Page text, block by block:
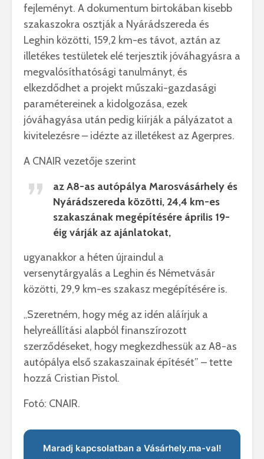
fejleményt. A dokumentum birtokában kisebb
szakaszokra osztják a Nyárádszereda és
Leghin közötti, 159,2 km-es távot, aztán az
illetékes testületek elé terjesztik jóváhagyásra a
megvalósíthatósági tanulmányt, és
elkezdődhet a projekt műszaki-gazdasági
paramétereinek a kidolgozása, ezek
jóváhagyása után pedig kiírják a pályázatot a
kivitelezésre – idézte az illetékest az Agerpres.
A CNAIR vezetője szerint
az A8-as autópálya Marosvásárhely és
Nyárádszereda közötti, 24,4 km-es
szakaszának megépítésére április 19-
éig várják az ajánlatokat,
ugyanakkor a héten újraindul a
versenytárgyalás a Leghin és Németvásár
közötti, 29,9 km-es szakasz megépítésére is.
„Szeretném, hogy még az idén aláírjuk a
helyreállítási alapból finanszírozott
szerződéseket, hogy megkezdhessük az A8-as
autópálya első szakaszainak építését” – tette
hozzá Cristian Pistol.
Fotó: CNAIR.
Maradj kapcsolatban a Vásárhely.ma-val!